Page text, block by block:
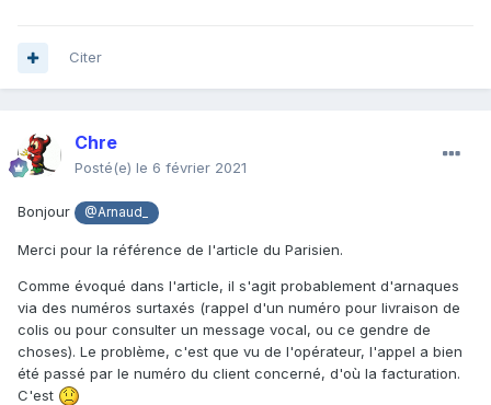
Citer
Chre
Posté(e) le 6 février 2021
Bonjour @Arnaud_
Merci pour la référence de l'article du Parisien.
Comme évoqué dans l'article, il s'agit probablement d'arnaques
via des numéros surtaxés (rappel d'un numéro pour livraison de
colis ou pour consulter un message vocal, ou ce gendre de
choses). Le problème, c'est que vu de l'opérateur, l'appel a bien
été passé par le numéro du client concerné, d'où la facturation.
C'est